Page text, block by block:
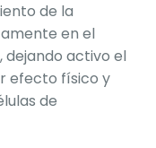
de la
en el
dejando activo el
efecto físico y
de